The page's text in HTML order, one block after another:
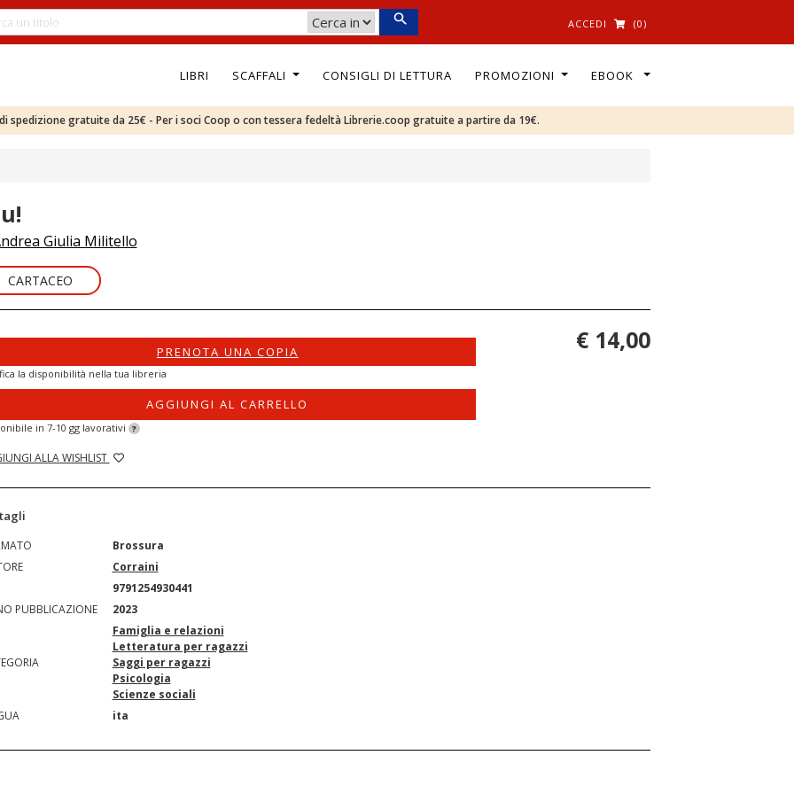
ACCEDI (0)
LIBRI SCAFFALI CONSIGLI DI LETTURA PROMOZIONI EBOOK
spedizione gratuite da 25€ - Per i soci Coop o con tessera fedeltà Librerie.coop gratuite a partire da 19€.
Giulia Militello
CARTACEO
PRENOTA UNA COPIA
la disponibilità nella tua libreria
AGGIUNGI AL CARRELLO
in 7-10 gg lavorativi ?
ALLA WISHLIST
€ 14,00
Brossura
Corraini
9791254930441
PUBBLICAZIONE
2023
Famiglia e relazioni
Letteratura per ragazzi
Saggi per ragazzi
Psicologia
Scienze sociali
ita